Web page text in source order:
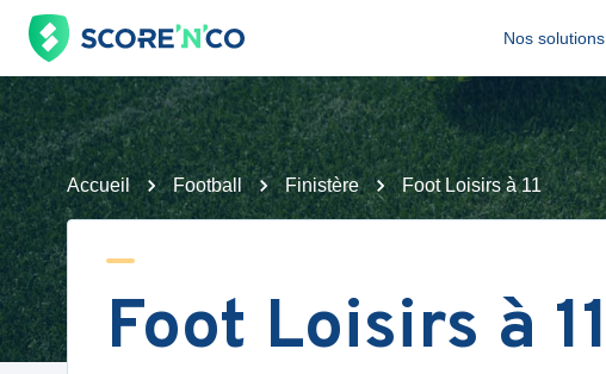
Nos solutions
Accueil Football Finistère Foot Loisirs à 11
Foot Loisirs à 11